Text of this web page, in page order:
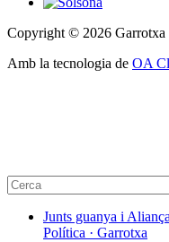
Copyright © 2026 Garrotxa
Amb la tecnologia de OA
Junts guanya i
Política · Garrotxa